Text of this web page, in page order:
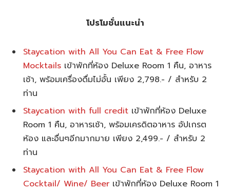
โปรโมชั่นแนะนำ
Staycation with All You Can Eat & Free Flow
Mocktails เข้าพักที่ห้อง Deluxe Room 1 คืน, อาหาร
เช้า, พร้อมเครื่องดื่มไม่อั้น เพียง 2,798.- / สำหรับ 2
ท่าน
Staycation with full credit เข้าพักที่ห้อง Deluxe
Room 1 คืน, อาหารเช้า, พร้อมเครดิตอาหาร อัปเกรต
ห้อง และอื่นๆอีกมากมาย เพียง 2,499.- / สำหรับ 2
ท่าน
Staycation with All You Can Eat & Free Flow
Cocktail/ Wine/ Beer เข้าพักที่ห้อง Deluxe Room 1